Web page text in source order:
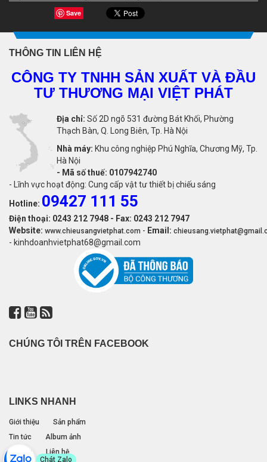
Save
THÔNG TIN LIÊN HỆ
CÔNG TY TNHH SẢN XUẤT VÀ ĐẦU
TƯ THƯƠNG MẠI VIỆT PHÁT
Địa chỉ: Số 2D ngõ 531 đường Bát Khối, Phường
Thạch Bàn, Q. Long Biên, Tp. Hà Nội
Nhà máy: Khu công nghiệp Phú Nghĩa, Chương Mỹ, Tp.
Hà Nội
- Mã số thuế: 0107942740
- Lĩnh vực hoạt động: Cung cấp vật tư thiết bị chiếu sáng
Hotline: 09427 111 55
Điện thoại: 0243 212 7948 - Fax: 0243 212 7947
Website: www.chieusangvietphat.com - Email:
- kinhdoanhvietphat68@gmail.com
CHÚNG TÔI TRÊN FACEBOOK
LINKS NHANH
Giới thiệu
Sản phẩm
Tin tức
Album ảnh
Đối tác
Liên hệ
Chát Zalo